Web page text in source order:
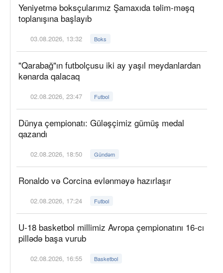
Yeniyetmə boksçularımız Şamaxıda təlim-məşq
toplanışına başlayıb
03.08.2026, 13:32 Boks
"Qarabağ"ın futbolçusu iki ay yaşıl meydanlardan
kənarda qalacaq
02.08.2026, 23:47 Futbol
Dünya çempionatı: Güləşçimiz gümüş medal
qazandı
02.08.2026, 18:50 Gündəm
Ronaldo və Corcina evlənməyə hazırlaşır
02.08.2026, 17:24 Futbol
U-18 basketbol millimiz Avropa çempionatını 16-cı
pillədə başa vurub
02.08.2026, 16:55 Basketbol